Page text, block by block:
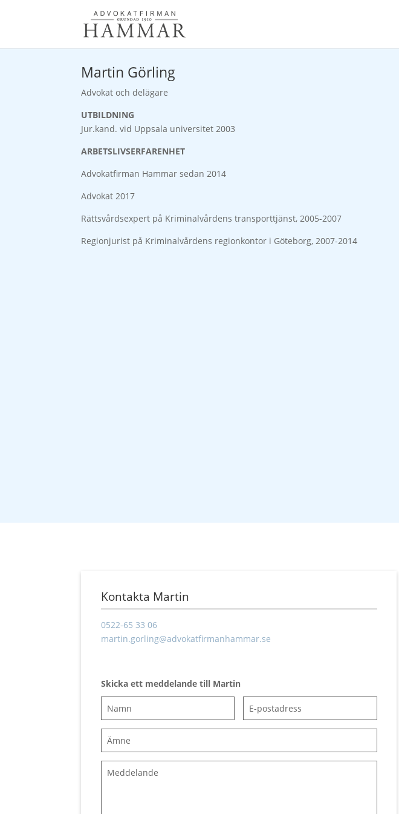
Martin Görling
Advokat och delägare
UTBILDNING
Jur.kand. vid Uppsala universitet 2003
ARBETSLIVSERFARENHET
Advokatfirman Hammar sedan 2014
Advokat 2017
Rättsvårdsexpert på Kriminalvårdens transporttjänst, 2005-2007
Regionjurist på Kriminalvårdens regionkontor i Göteborg, 2007-2014
Kontakta Martin
0522-65 33 06
martin.gorling@advokatfirmanhammar.se
Skicka ett meddelande till Martin